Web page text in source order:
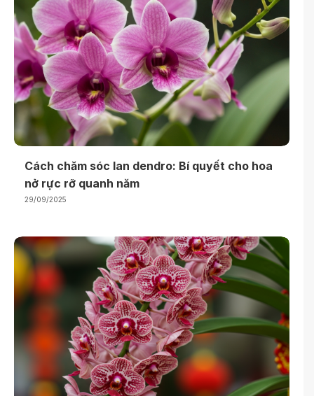
Cách chăm sóc lan dendro: Bí quyết cho hoa
nở rực rỡ quanh năm
29/09/2025